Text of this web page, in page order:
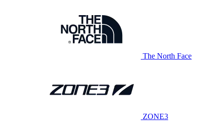
The North Face
ZONE3